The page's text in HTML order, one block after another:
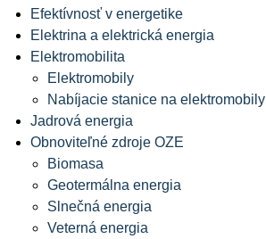
Efektívnosť v energetike
Elektrina a elektrická energia
Elektromobilita
Elektromobily
Nabíjacie stanice na elektromobily
Jadrová energia
Obnoviteľné zdroje OZE
Biomasa
Geotermálna energia
Slnečná energia
Veterná energia